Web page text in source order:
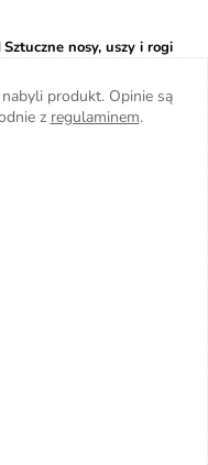
Sztuczne nosy, uszy i rogi
produkt. Opinie są
z regulaminem.